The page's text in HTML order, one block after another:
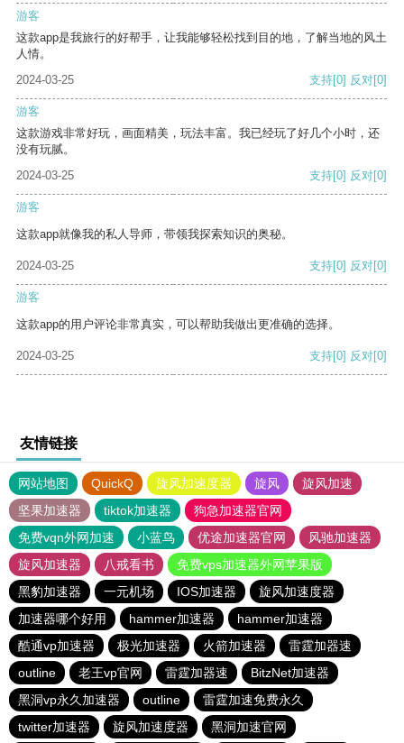
游客
这款app是我旅行的好帮手，让我能够轻松找到目的地，了解当地的风土
人情。
2024-03-25
支持[0] 反对[0]
游客
这款游戏非常好玩，画面精美，玩法丰富。我已经玩了好几个小时，还
没有玩腻。
2024-03-25
支持[0] 反对[0]
游客
这款app就像我的私人导师，带领我探索知识的奥秘。
2024-03-25 支持[0] 反对[0]
游客
这款app的用户评论非常真实，可以帮助我做出更准确的选择。
2024-03-25 支持[0] 反对[0]
友情链接
网站地图 QuickQ 旋风加速度器 旋风
旋风加速
坚果加速器
tiktok加速器
狗急加速器官网
免费vqn外网加速
小蓝鸟 优途加速器官网
风驰加速器
旋风加速器
八戒看书
免费vps加速器外网苹果版
黑豹加速器
一元机场 IOS加速器
旋风加速度器
加速器哪个好用
hammer加速器
hammer加速器
酷通vp加速器
极光加速器 火箭加速器
雷霆加器速
outline
老王vp官网 雷霆加器速
BitzNet加速器
黑洞vp永久加速器
outline
雷霆加速免费永久
twitter加速器
旋风加速度器 黑洞加速官网